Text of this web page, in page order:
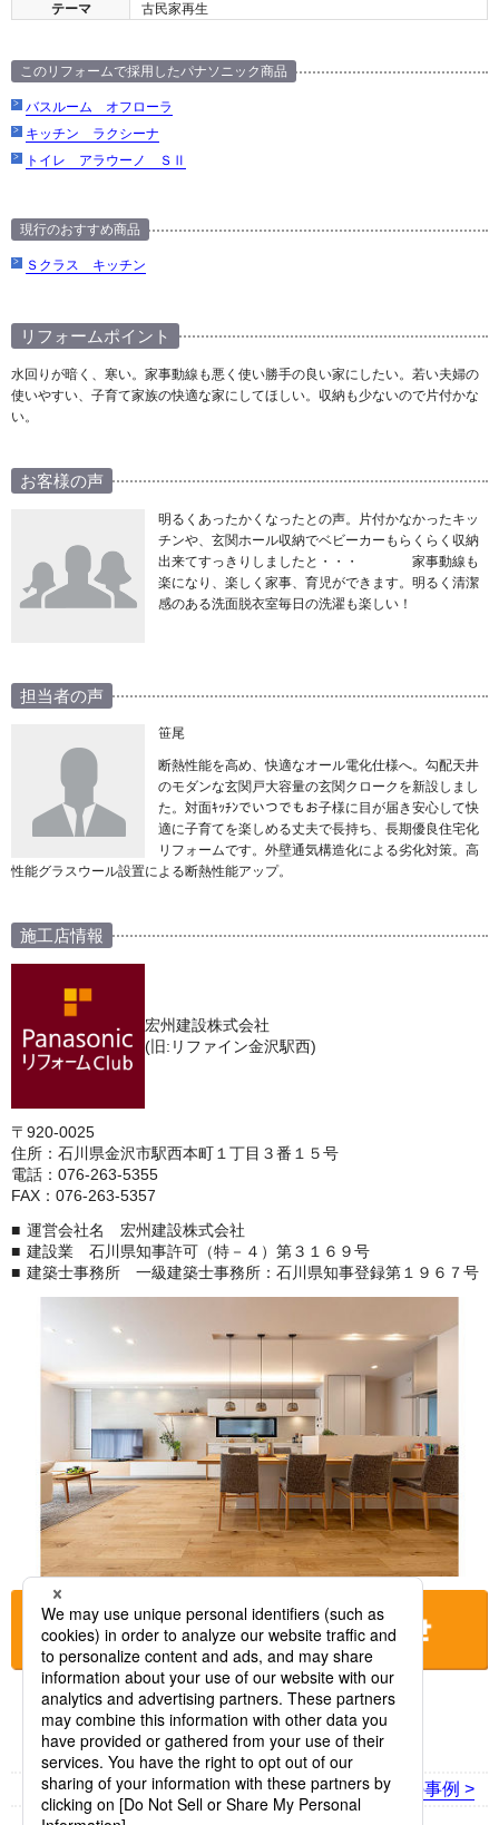
テーマ
古民家再生
このリフォームで採用したパナソニック商品
バスルーム オフローラ
キッチン ラクシーナ
トイレ アラウーノ ＳⅡ
現行のおすすめ商品
Ｓクラス キッチン
リフォームポイント
水回りが暗く、寒い。家事動線も悪く使い勝手の良い家にしたい。若い夫婦の
使いやすい、子育て家族の快適な家にしてほしい。収納も少ないので片付かな
い。
お客様の声
明るくあったかくなったとの声。片付かなかったキッ
チンや、玄関ホール収納でベビーカーもらくらく収納
出来てすっきりしましたと・・・ 家事動線も
楽になり、楽しく家事、育児ができます。明るく清潔
感のある洗面脱衣室毎日の洗濯も楽しい！
担当者の声
笹尾
断熱性能を高め、快適なオール電化仕様へ。勾配天井
のモダンな玄関戸大容量の玄関クロークを新設しまし
た。対面ｷｯﾁﾝでいつでもお子様に目が届き安心して快
適に子育てを楽しめる丈夫で長持ち、長期優良住宅化
リフォームです。外壁通気構造化による劣化対策。高
性能グラスウール設置による断熱性能アップ。
施工店情報
宏州建設株式会社
(旧:リファイン金沢駅西)
〒920-0025
住所：石川県金沢市駅西本町１丁目３番１５号
電話：076-263-5355
FAX：076-263-5357
運営会社名 宏州建設株式会社
建設業 石川県知事許可（特－４）第３１６９号
建築士事務所 一級建築士事務所：石川県知事登録第１９６７号
お店に電話をする
< 前の事例 次の事例 >